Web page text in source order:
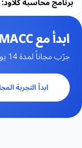
ابدأ مع SMACC اليوم
جرّب مجاناً لمدة 14 يوماً - بدون بطاقة ائتمان وبدون التزام.
ابدأ التجربة